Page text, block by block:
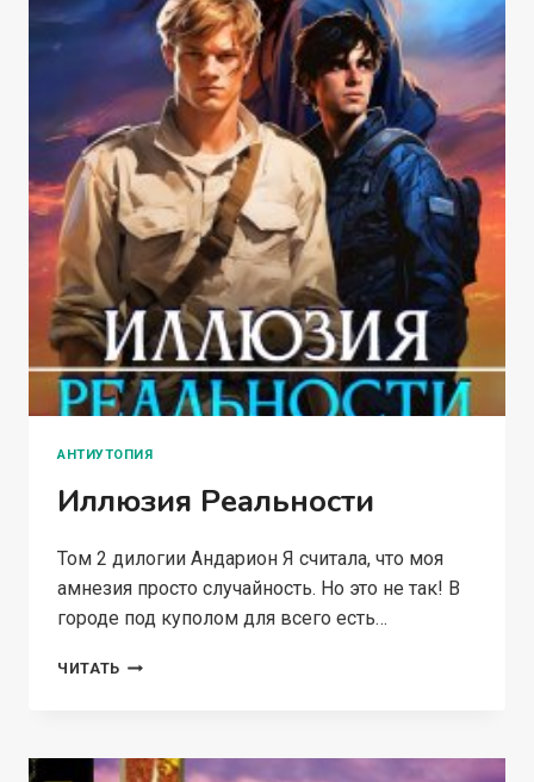
АНТИУТОПИЯ
Иллюзия Реальности
Том 2 дилогии Андарион Я считала, что моя
амнезия просто случайность. Но это не так! В
городе под куполом для всего есть…
ЧИТАТЬ ИЛЛЮЗИЯ